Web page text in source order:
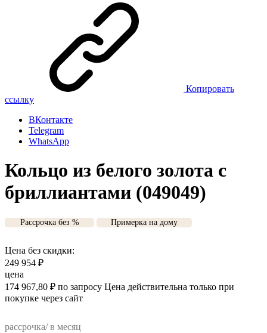
Копировать
ссылку
ВКонтакте
Telegram
WhatsApp
Кольцо из белого золота с
бриллиантами (049049)
Рассрочка без % Примерка на дому
Цена без скидки:
249 954 ₽
цена
174 967,80 ₽ по запросу Цена действительна только при
покупке через сайт
рассрочка/ в месяц